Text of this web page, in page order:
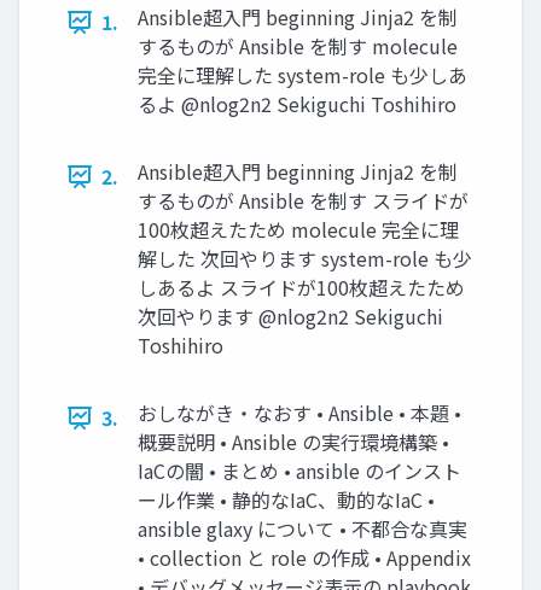
1.
Ansible超入門 beginning Jinja2 を制
するものが Ansible を制す molecule
完全に理解した system-role も少しあ
るよ @nlog2n2 Sekiguchi Toshihiro
2.
Ansible超入門 beginning Jinja2 を制
するものが Ansible を制す スライドが
100枚超えたため molecule 完全に理
解した 次回やります system-role も少
しあるよ スライドが100枚超えたため
次回やります @nlog2n2 Sekiguchi
Toshihiro
3.
おしながき・なおす • Ansible • 本題 •
概要説明 • Ansible の実行環境構築 •
IaCの闇 • まとめ • ansible のインスト
ール作業 • 静的なIaC、動的なIaC •
ansible glaxy について • 不都合な真実
• collection と role の作成 • Appendix